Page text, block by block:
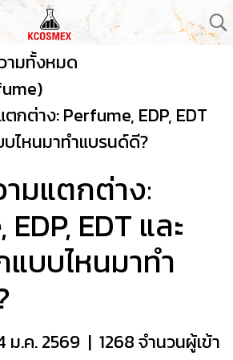
ามทั้งหมด
ตกต่าง: Perfume, EDP, EDT
บไหนมาทำแบรนด์ดี?
ามแตกต่าง:
EDT และ
แบบไหนมาทำ
ม.ค. 2569 | 1268 จำนวนผู้เข้า